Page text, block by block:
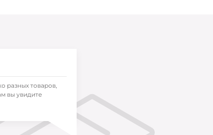
разных товаров,
вы увидите